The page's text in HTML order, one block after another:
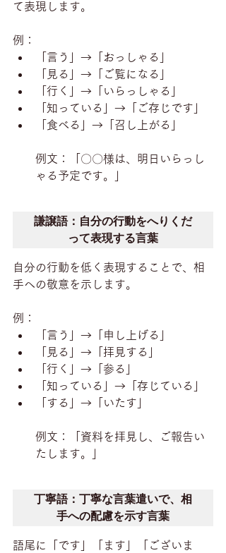
て表現します。
例：
「言う」→「おっしゃる」
「見る」→「ご覧になる」
「行く」→「いらっしゃる」
「知っている」→「ご存じです」
「食べる」→「召し上がる」
例文：「〇〇様は、明日いらっし
ゃる予定です。」
謙譲語：自分の行動をへりくだ
って表現する言葉
自分の行動を低く表現することで、相
手への敬意を示します。
例：
「言う」→「申し上げる」
「見る」→「拝見する」
「行く」→「参る」
「知っている」→「存じている」
「する」→「いたす」
例文：「資料を拝見し、ご報告い
たします。」
丁寧語：丁寧な言葉遣いで、相
手への配慮を示す言葉
語尾に「です」「ます」「ございま